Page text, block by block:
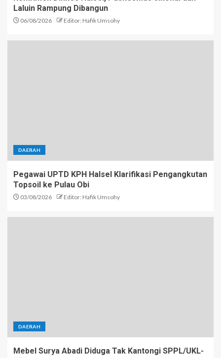
Laluin Rampung Dibangun
06/08/2026 Editor: Hafik Umsohy
DAERAH
Pegawai UPTD KPH Halsel Klarifikasi Pengangkutan
Topsoil ke Pulau Obi
03/08/2026 Editor: Hafik Umsohy
DAERAH
Mebel Surya Abadi Diduga Tak Kantongi SPPL/UKL-